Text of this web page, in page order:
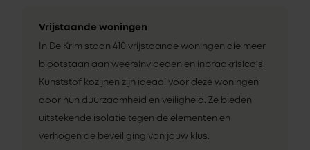
Vrijstaande woningen
In De Krim staan 410 vrijstaande woningen die meer
blootstaan aan weersinvloeden en inbraakrisico’s.
Kunststof kozijnen zijn ideaal voor deze woningen
door hun duurzaamheid en veiligheid. Ze bieden
uitstekende isolatie tegen de elementen en
verhogen de beveiliging van jouw klus.